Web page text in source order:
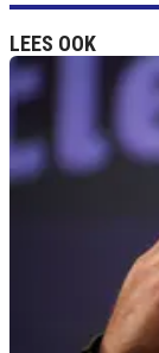
LEES OOK